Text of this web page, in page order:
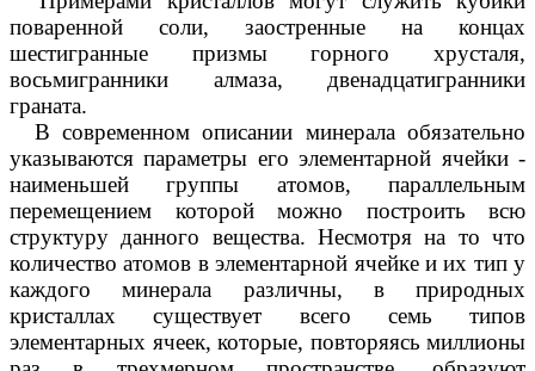
поваренной соли, заостренные на концах
шестигранные призмы горного хрусталя,
восьмигранники алмаза, двенадцатигранники
граната.
В современном описании минерала обязательно
указываются параметры его элементарной ячейки -
наименьшей группы атомов, параллельным
перемещением которой можно построить всю
структуру данного вещества. Несмотря на то что
количество атомов в элементарной ячейке и их тип у
каждого минерала различны, в природных
кристаллах существует всего семь типов
элементарных ячеек, которые, повторяясь миллионы